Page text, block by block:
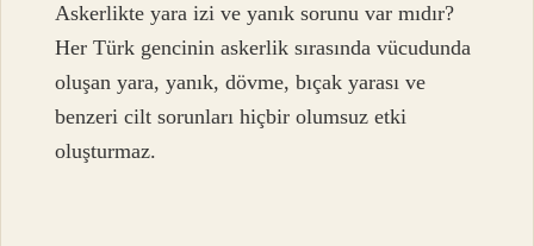
Askerlikte yara izi ve yanık sorunu var mıdır?
Her Türk gencinin askerlik sırasında vücudunda
oluşan yara, yanık, dövme, bıçak yarası ve
benzeri cilt sorunları hiçbir olumsuz etki
oluşturmaz.